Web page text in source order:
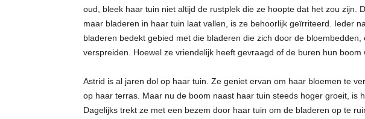
oud, bleek haar tuin niet altijd de rustplek die ze hoopte dat het zou zijn.
maar bladeren in haar tuin laat vallen, is ze behoorlijk geïrriteerd. Ieder
bladeren bedekt gebied met die bladeren die zich door de
verspreiden. Hoewel ze vriendelijk heeft gevraagd of de buren hun boom
Astrid is al jaren dol op haar tuin. Ze geniet ervan om haar bloemen te
op haar terras. Maar nu de boom naast haar tuin steeds hoger groeit, is
Dagelijks trekt ze met een bezem door haar tuin om de bladeren op te